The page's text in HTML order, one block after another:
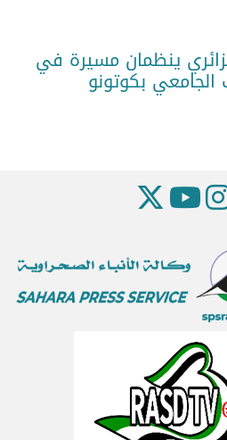
ينظمان مسيرة في
الجامعي بكوتونو